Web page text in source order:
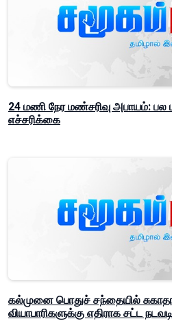
24 மணி நேர மண்சரிவு அபாயம்:
எச்சரிக்கை
கல்முனை பொதுச் சந்தையில்
வியாபாரிகளுக்கு எதிராக சட்ட